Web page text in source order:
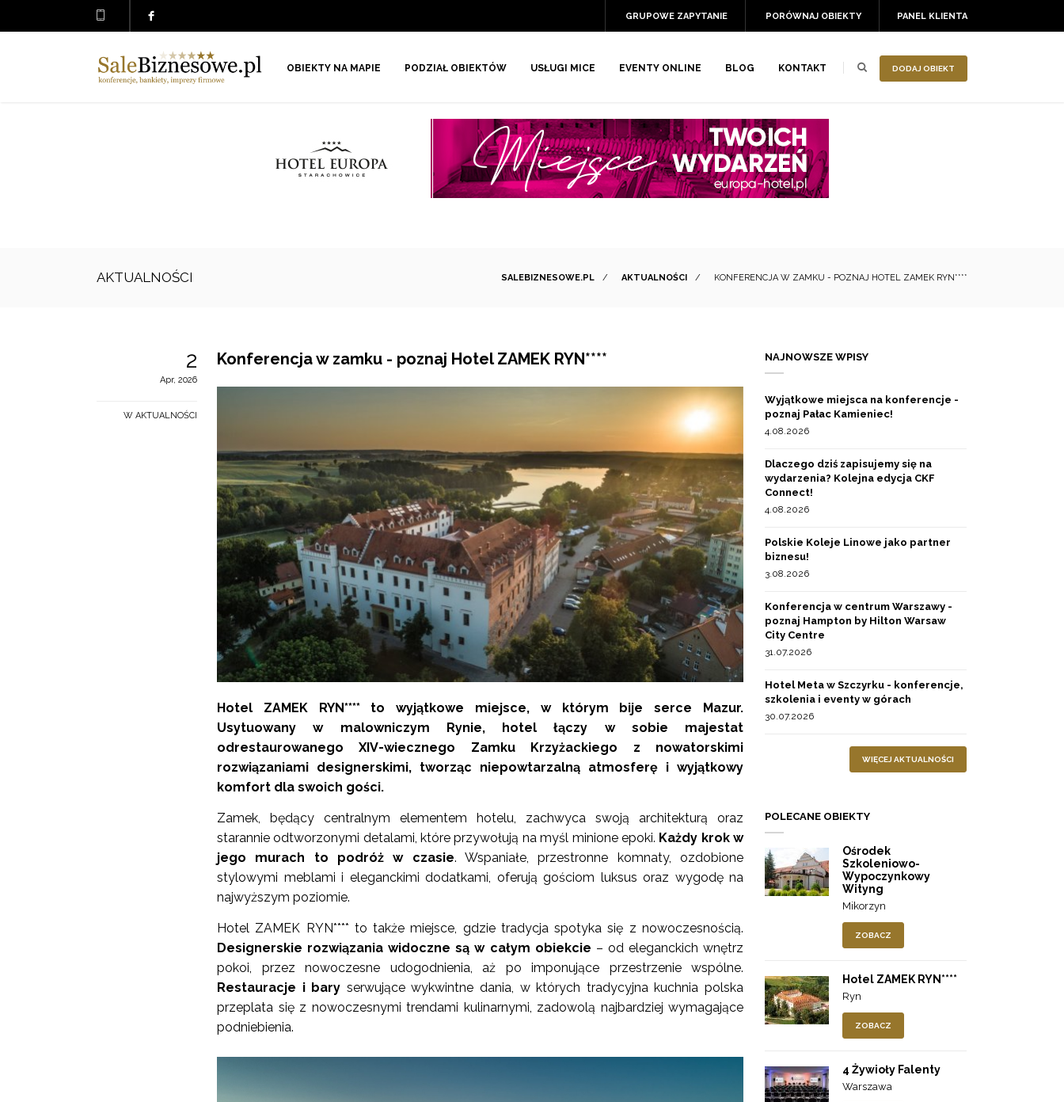
PANEL KLIENTA
PORÓWNAJ OBIEKTY
GRUPOWE ZAPYTANIE
DODAJ OBIEKT
OBIEKTY NA MAPIE PODZIAŁ OBIEKTÓW USŁUGI MICE EVENTY ONLINE BLOG KONTAKT
AKTUALNOŚCI SALEBIZNESOWE.PL / AKTUALNOŚCI / KONFERENCJA W ZAMKU - POZNAJ HOTEL ZAMEK RYN****
2
Apr, 2026
W AKTUALNOŚCI
Konferencja w zamku - poznaj Hotel ZAMEK RYN****
Hotel ZAMEK RYN**** to wyjątkowe miejsce, w którym bije serce Mazur.
Usytuowany w malowniczym Rynie, hotel łączy w sobie majestat
odrestaurowanego XIV-wiecznego Zamku Krzyżackiego z nowatorskimi
rozwiązaniami designerskimi, tworząc niepowtarzalną atmosferę i wyjątkowy
komfort dla swoich gości.
Zamek, będący centralnym elementem hotelu, zachwyca swoją architekturą oraz
starannie odtworzonymi detalami, które przywołują na myśl minione epoki. Każdy krok w
jego murach to podróż w czasie. Wspaniałe, przestronne komnaty, ozdobione
stylowymi meblami i eleganckimi dodatkami, oferują gościom luksus oraz wygodę na
najwyższym poziomie.
Hotel ZAMEK RYN**** to także miejsce, gdzie tradycja spotyka się z nowoczesnością.
Designerskie rozwiązania widoczne są w całym obiekcie – od eleganckich wnętrz
pokoi, przez nowoczesne udogodnienia, aż po imponujące przestrzenie wspólne.
Restauracje i bary serwujące wykwintne dania, w których tradycyjna kuchnia polska
przeplata się z nowoczesnymi trendami kulinarnymi, zadowolą najbardziej wymagające
podniebienia.
NAJNOWSZE WPISY
Wyjątkowe miejsca na konferencje -
poznaj Pałac Kamieniec!
4.08.2026
Dlaczego dziś zapisujemy się na
wydarzenia? Kolejna edycja CKF
Connect!
4.08.2026
Polskie Koleje Linowe jako partner
biznesu!
3.08.2026
Konferencja w centrum Warszawy -
poznaj Hampton by Hilton Warsaw
City Centre
31.07.2026
Hotel Meta w Szczyrku - konferencje,
szkolenia i eventy w górach
30.07.2026
WIĘCEJ AKTUALNOŚCI
POLECANE OBIEKTY
Ośrodek
Szkoleniowo-
Wypoczynkowy
Wityng
Mikorzyn
ZOBACZ
Hotel ZAMEK RYN****
Ryn
ZOBACZ
4 Żywioły Falenty
Warszawa